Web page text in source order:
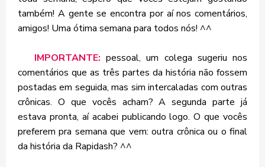
também! A gente se encontra por aí nos comentários,
amigos! Uma ótima semana para todos nós! ^^
IMPORTANTE: pessoal, um colega sugeriu nos
comentários que as três partes da história não fossem
postadas em seguida, mas sim intercaladas com outras
crônicas. O que vocês acham? A segunda parte já
estava pronta, aí acabei publicando logo. O que vocês
preferem pra semana que vem: outra crônica ou o final
da história da Rapidash? ^^